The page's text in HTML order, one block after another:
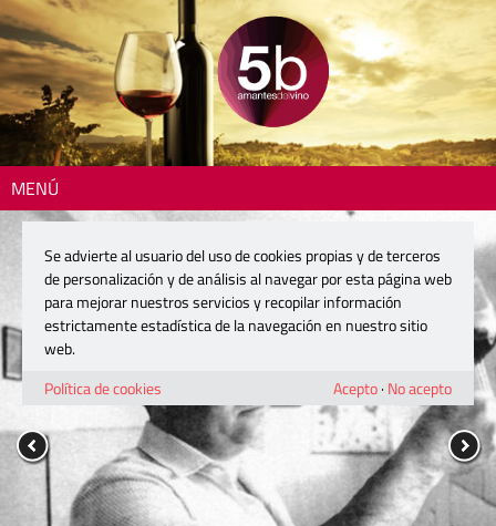
MENÚ
Se advierte al usuario del uso de cookies propias y de terceros
de personalización y de análisis al navegar por esta página web
para mejorar nuestros servicios y recopilar información
estrictamente estadística de la navegación en nuestro sitio
web.
Política de cookies
Acepto· No acepto